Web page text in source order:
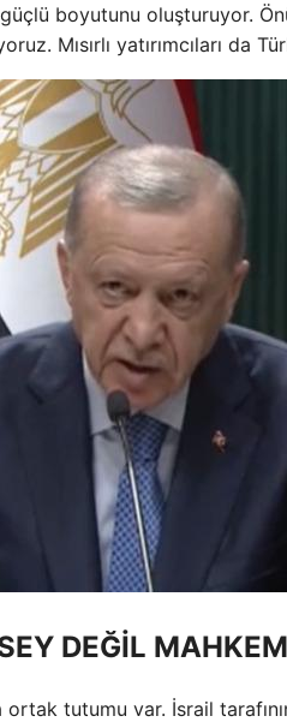
boyutunu oluşturuyor.
Mısırlı yatırımcıları da
DEĞİL
ortak tutumu var. İsrail